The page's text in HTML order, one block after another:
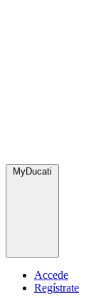
MyDucati
Accede
Regístrate